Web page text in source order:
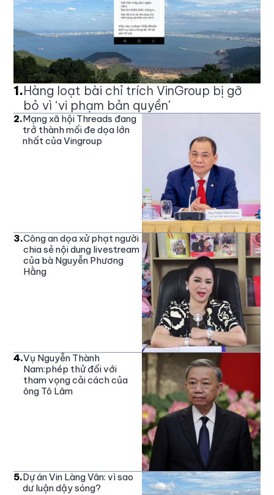
1.Hàng loạt bài chỉ trích VinGroup bị gỡ
bỏ vì ‘vi phạm bản quyền’
2.Mạng xã hội Threads đang
trở thành mối đe dọa lớn
nhất của Vingroup
3.Công an dọa xử phạt người
chia sẻ nội dung livestream
của bà Nguyễn Phương
Hằng
4.Vụ Nguyễn Thành
Nam:phép thử đối với
tham vọng cải cách của
ông Tô Lâm
5.Dự án Vin Làng Vân: vì sao
dư luận dậy sóng?